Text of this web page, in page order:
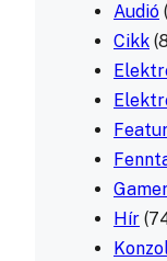
Audió
Cikk
Hír